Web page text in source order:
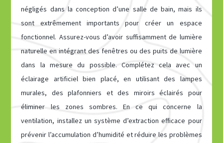
négligés dans la conception d’une salle de bain, mais ils
sont extrêmement importants pour créer un espace
fonctionnel. Assurez-vous d’avoir suffisamment de lumière
naturelle en intégrant des fenêtres ou des puits de lumière
dans la mesure du possible. Complétez cela avec un
éclairage artificiel bien placé, en utilisant des lampes
murales, des plafonniers et des miroirs éclairés pour
éliminer les zones sombres. En ce qui concerne la
ventilation, installez un système d’extraction efficace pour
prévenir l’accumulation d’humidité et réduire les problèmes